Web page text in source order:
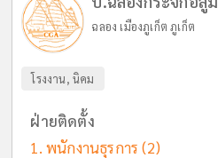
ฉลอง เมืองภูเก็ต ภูเก็ต
โรงงาน, นิคม
ฝ่ายติดตั้ง
พนักงานธุรการ (2)